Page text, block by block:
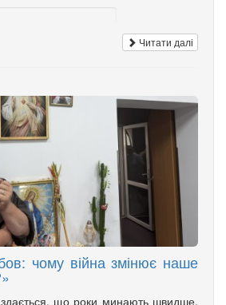
Читати далі
чому війна змінює наше
здається, що роки минають швидше,